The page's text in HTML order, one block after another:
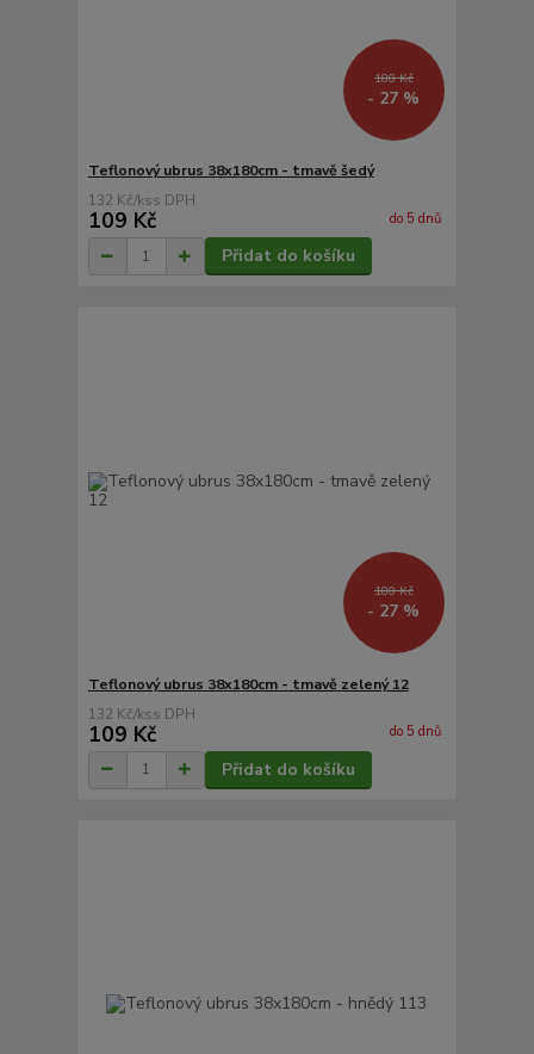
180 Kč
- 27 %
Teflonový ubrus 38x180cm - tmavě šedý
132 Kč/ks
109 Kč do 5 dnů
Přidat do košíku
180 Kč
- 27 %
Teflonový ubrus 38x180cm - tmavě zelený 12
132 Kč/ks
109 Kč do 5 dnů
Přidat do košíku